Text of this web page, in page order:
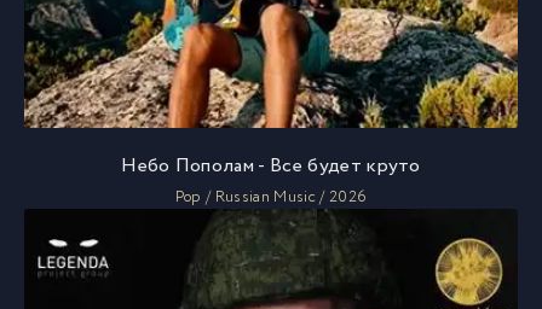
Небо Пополам - Все будет круто
Pop / Russian Music / 2026